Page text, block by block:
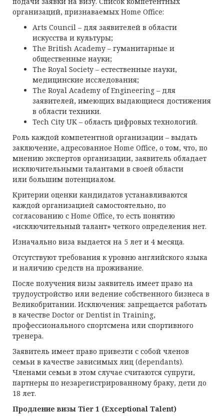
организаций, признаваемых Home Office:
Arts Council – для заявителей в области
искусства и культуры;
The British Academy – гуманитарные и
общественные науки;
The Royal Society – естественные науки,
медицинские исследования;
The Royal Academy of Engineering – для
заявителей, имеющих выдающиеся достижения
в области техники.
Tech City UK – область цифровых технологий.
Роль каждой компетентной организации – выдать
заключение, адресованное Home Office, о том, что, по
мнению экспертов организации, заявитель обладает
исключительными талантами в своей области
или большим потенциалом.
Критерии оценки кандидатов устанавливаются
каждой организацией самостоятельно, по
согласованию с Home Office, то есть понятию
«исключительный талант» четкого определения нет.
Изначально виза выдается на 5 лет и 4 месяца.
Отсутствуют требования к уровню английского языка
и наличию средств на проживание.
После получения визы заявитель имеет право на
трудоустройство или ведение собственного бизнеса в
Великобритании. Исключения: запрещается работать
в качестве Doctor or Dentist in Training,
профессионального спортсмена или спортивного
тренера.
Заявитель имеет право привезти с собой членов
семьи в качестве зависимых лиц (dependants).
Членами семьи в этом случае считаются супруги,
партнеры по незарегистрированному браку, дети до
18 лет.
Продление визы Tier 1 (Exceptional Talent)